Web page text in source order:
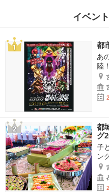
イベン
都
あ
陸！
都
グ
子
ン